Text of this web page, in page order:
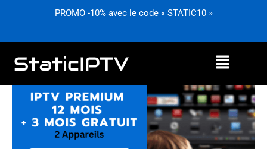
PROMO -10% avec le code « STATIC10 »
Menu
quantité
ABONNEMENT